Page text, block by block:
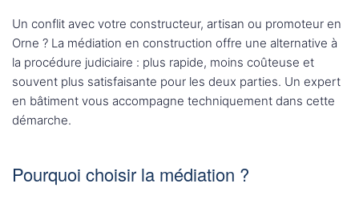
Un conflit avec votre constructeur, artisan ou promoteur en
Orne ? La médiation en construction offre une alternative à
la procédure judiciaire : plus rapide, moins coûteuse et
souvent plus satisfaisante pour les deux parties. Un expert
en bâtiment vous accompagne techniquement dans cette
démarche.
Pourquoi choisir la médiation ?